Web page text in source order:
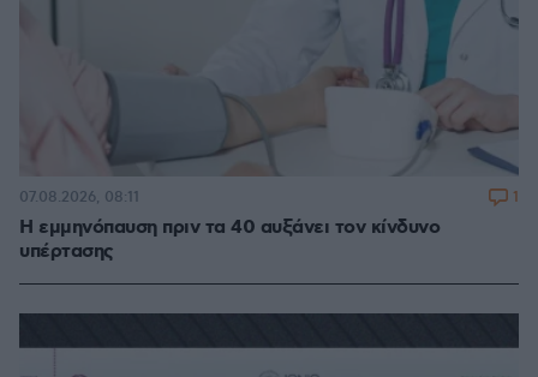
Η εμμηνόπαυση πριν τα 40 αυξάνει τον κίνδυνο
υπέρτασης
07.08.2026, 08:11 1